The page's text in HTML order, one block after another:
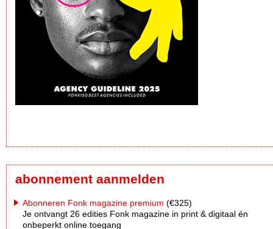
abonnement aanmelden
Abonneren Fonk magazine premium (€325)
Je ontvangt 26 edities Fonk magazine in print & digitaal én
onbeperkt online toegang